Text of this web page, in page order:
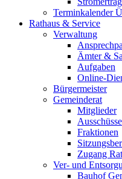
Terminkalender
Rathaus & Service
Verwaltung
Ämter &
Aufgaben
Online-
Bürgermeister
Gemeinderat
Mitglieder
Ausschüsse
Fraktionen
Zugang
Ver- und
Bauhof